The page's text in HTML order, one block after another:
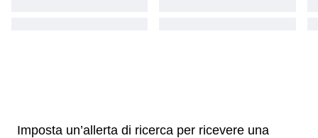
Imposta un’allerta di ricerca per ricevere una